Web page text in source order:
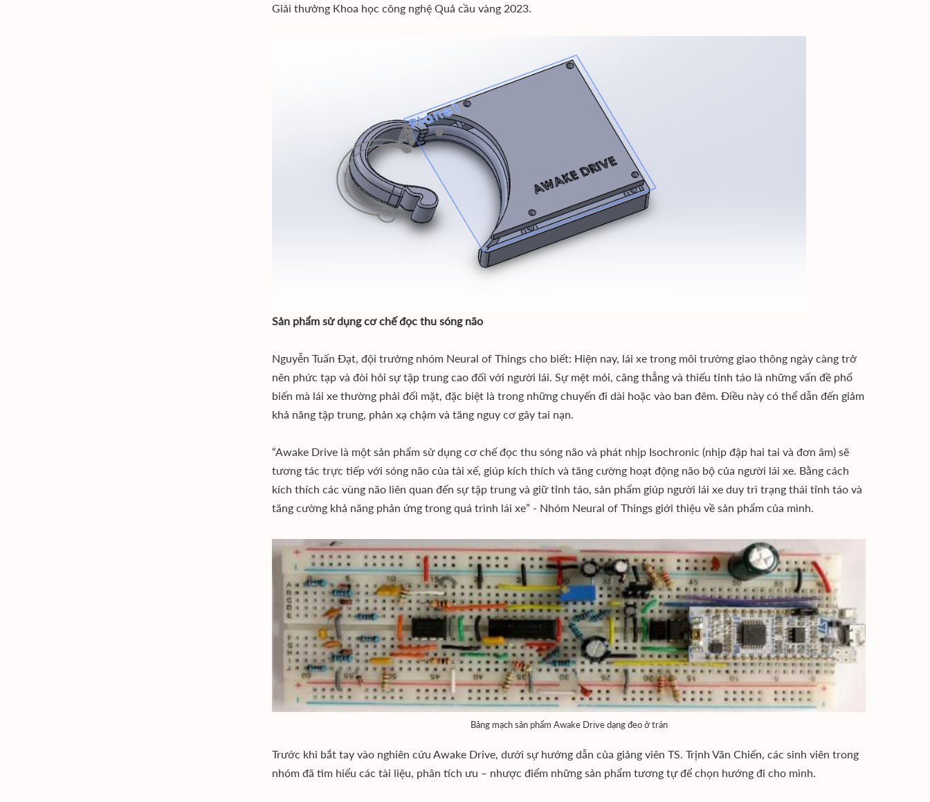
Giải thưởng Khoa học công nghệ Quả cầu vàng 2023.
Sản phẩm sử dụng cơ chế đọc thu sóng não
Nguyễn Tuấn Đạt, đội trưởng nhóm Neural of Things cho biết: Hiện nay, lái xe trong môi trường giao thông ngày càng trở
nên phức tạp và đòi hỏi sự tập trung cao đối với người lái. Sự mệt mỏi, căng thẳng và thiếu tỉnh táo là những vấn đề phổ
biến mà lái xe thường phải đối mặt, đặc biệt là trong những chuyến đi dài hoặc vào ban đêm. Điều này có thể dẫn đến giảm
khả năng tập trung, phản xạ chậm và tăng nguy cơ gây tai nạn.
“Awake Drive là một sản phẩm sử dụng cơ chế đọc thu sóng não và phát nhịp Isochronic (nhịp đập hai tai và đơn âm) sẽ
tương tác trực tiếp với sóng não của tài xế, giúp kích thích và tăng cường hoạt động não bộ của người lái xe. Bằng cách
kích thích các vùng não liên quan đến sự tập trung và giữ tỉnh táo, sản phẩm giúp người lái xe duy trì trạng thái tỉnh táo và
tăng cường khả năng phản ứng trong quá trình lái xe” - Nhóm Neural of Things giới thiệu về sản phẩm của mình.
Bảng mạch sản phẩm Awake Drive dạng đeo ở trán
Trước khi bắt tay vào nghiên cứu Awake Drive, dưới sự hướng dẫn của giảng viên TS. Trịnh Văn Chiến, các sinh viên trong
nhóm đã tìm hiểu các tài liệu, phân tích ưu – nhược điểm những sản phẩm tương tự để chọn hướng đi cho mình.